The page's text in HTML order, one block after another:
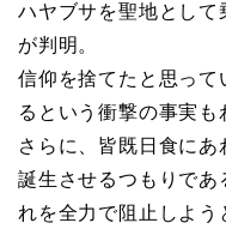
ハヤブサを聖地として
が判明。
信仰を捨てたと思って
るという衝撃の事実も
さらに、皆既日食に
誕生させるつもりであ
れを全力で阻止しよう